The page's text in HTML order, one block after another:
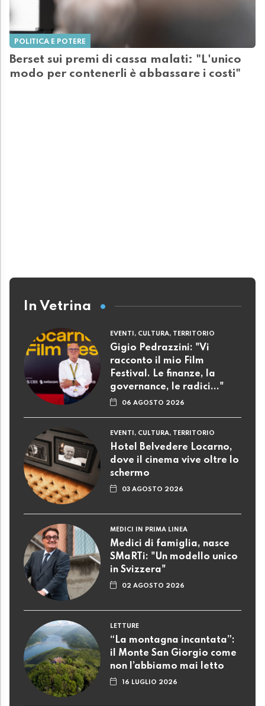
POLITICA E POTERE
Berset sui premi di cassa malati: "L'unico
modo per contenerli è abbassare i costi"
In Vetrina
EVENTI, CULTURA, TERRITORIO
Gigio Pedrazzini: "Vi
racconto il mio Film
Festival. Le finanze, la
governance, le radici..."
06 AGOSTO 2026
EVENTI, CULTURA, TERRITORIO
Hotel Belvedere Locarno,
dove il cinema vive oltre lo
schermo
03 AGOSTO 2026
MEDICI IN PRIMA LINEA
Medici di famiglia, nasce
SMaRTi: "Un modello unico
in Svizzera"
02 AGOSTO 2026
LETTURE
“La montagna incantata”:
il Monte San Giorgio come
non l’abbiamo mai letto
16 LUGLIO 2026